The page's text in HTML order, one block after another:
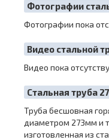
Фотографии
Фотографии пока
Видео стальной
Видео пока
Cтальная труба
Труба бесшовная
диаметром 273мм и
изготовленная из